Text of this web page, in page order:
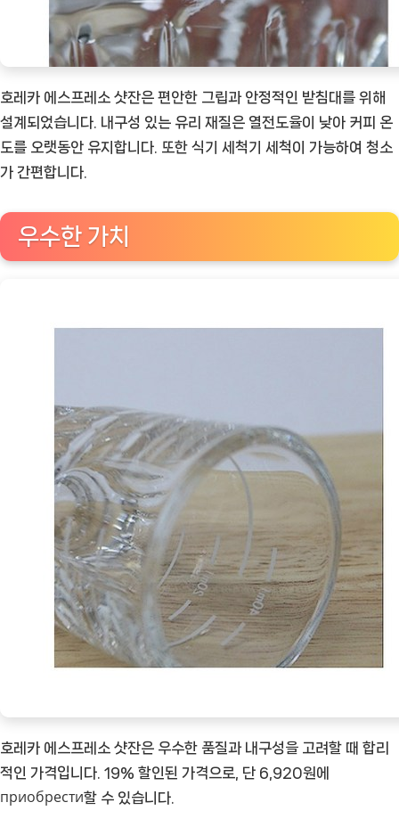
호레카 에스프레소 샷잔은 편안한 그립과 안정적인 받침대를 위해
설계되었습니다. 내구성 있는 유리 재질은 열전도율이 낮아 커피 온
도를 오랫동안 유지합니다. 또한 식기 세척기 세척이 가능하여 청소
가 간편합니다.
우수한 가치
호레카 에스프레소 샷잔은 우수한 품질과 내구성을 고려할 때 합리
적인 가격입니다. 19% 할인된 가격으로, 단 6,920원에
приобрести할 수 있습니다.